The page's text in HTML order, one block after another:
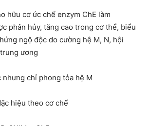
hữu cơ ức chế enzym ChE làm
phân hủy, tăng cao trong cơ thể, biểu
ngộ độc do cường hệ M, N, hội
ương
nhưng chỉ phong tỏa hệ M
hiệu theo cơ chế